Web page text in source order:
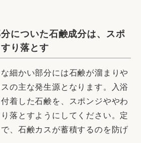
についた石鹸成分は、スポ
り落とす
細かい部分には石鹸が溜まりや
の主な発生源となります。入浴
着した石鹸を、スポンジややわ
落とすようにしてください。定
、石鹸カスが蓄積するのを防げ